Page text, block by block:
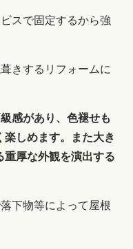
スで固定するから強
きするリフォームに
感があり、色褪せも
しめます。また大き
重厚な外観を演出する
下物等によって屋根